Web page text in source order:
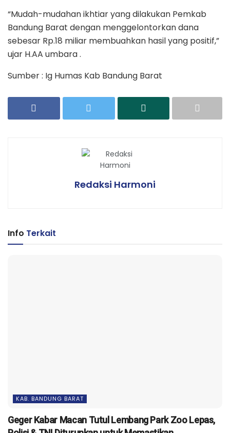
“Mudah-mudahan ikhtiar yang dilakukan Pemkab
Bandung Barat dengan menggelontorkan dana
sebesar Rp.18 miliar membuahkan hasil yang positif,”
ujar H.AA umbara .
Sumber : Ig Humas Kab Bandung Barat
Redaksi Harmoni
Info Terkait
KAB. BANDUNG BARAT
Geger Kabar Macan Tutul Lembang Park Zoo Lepas,